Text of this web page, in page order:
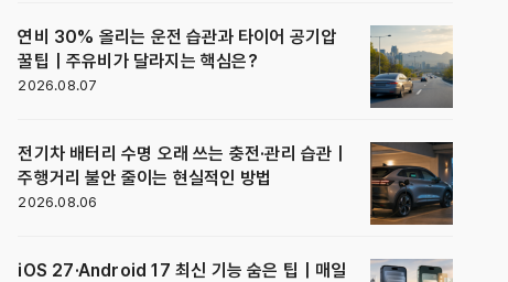
연비 30% 올리는 운전 습관과 타이어 공기압
꿀팁｜주유비가 달라지는 핵심은?
2026.08.07
전기차 배터리 수명 오래 쓰는 충전·관리 습관｜
주행거리 불안 줄이는 현실적인 방법
2026.08.06
iOS 27·Android 17 최신 기능 숨은 팁｜매일